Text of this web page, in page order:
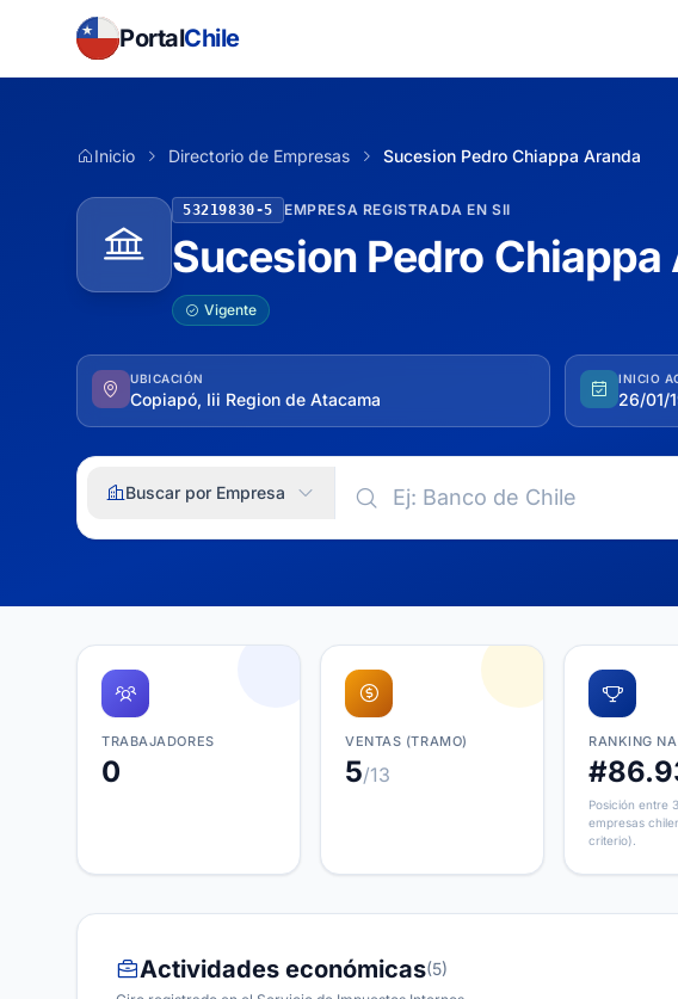
PortalChile
Inicio Directorio de Empresas Sucesion Pedro Chiappa Aranda
53219830-5 EMPRESA REGISTRADA EN SII
Sucesion Pedro Chiappa
Vigente
UBICACIÓN
Copiapó, Iii Region de Atacama
INICIO
26/01/
Buscar por Empresa
TRABAJADORES
0
VENTAS (TRAMO)
5/13
RANKING
Posición entre
empresas
criterio).
Actividades económicas(5)